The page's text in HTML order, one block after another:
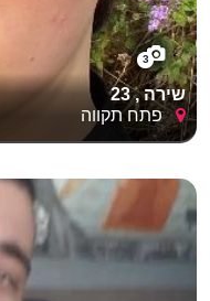
3
שירה , 23
פתח תקווה